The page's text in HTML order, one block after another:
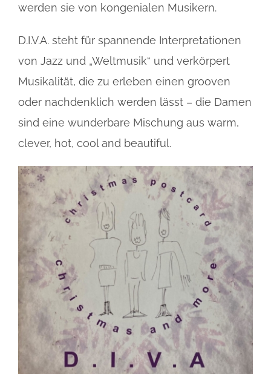
werden sie von kongenialen Musikern.
D.I.V.A. steht für spannende Interpretationen
von Jazz und „Weltmusik“ und verkörpert
Musikalität, die zu erleben einen grooven
oder nachdenklich werden lässt – die Damen
sind eine wunderbare Mischung aus warm,
clever, hot, cool and beautiful.